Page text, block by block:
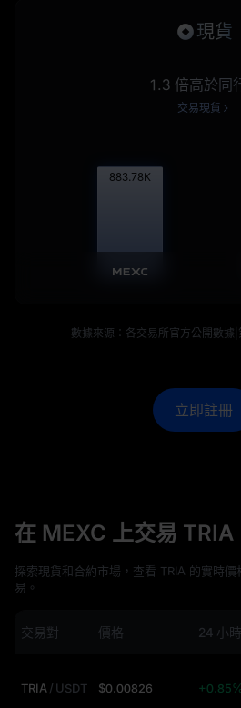
現貨
1.3 倍高於同
交易現貨
884.90K
數據來源：各交易所官方公開數據
立即註冊
在 MEXC 上交易 TRIA
探索現貨和合約市場，查看 TRIA 的實時
易。
交易對 價格 24 小
TRIA/ USDT $0.00826 +0.85%